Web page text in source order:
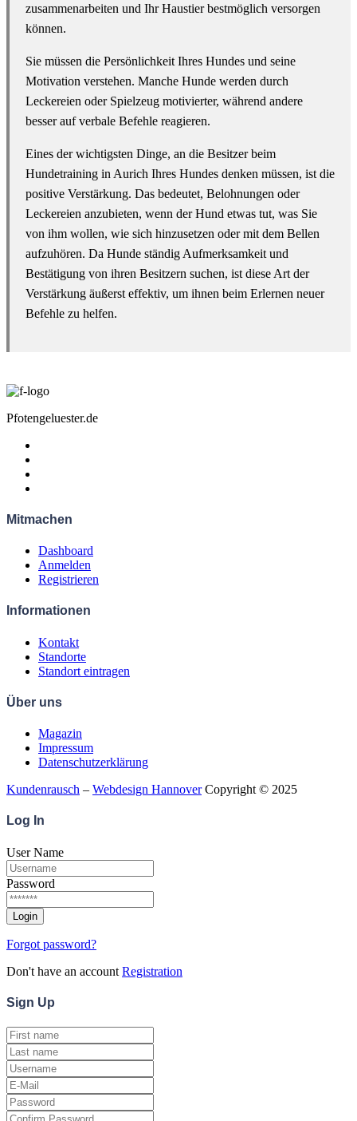
zusammenarbeiten und Ihr Haustier bestmöglich versorgen
können.
Sie müssen die Persönlichkeit Ihres Hundes und seine
Motivation verstehen. Manche Hunde werden durch
Leckereien oder Spielzeug motivierter, während andere
besser auf verbale Befehle reagieren.
Eines der wichtigsten Dinge, an die Besitzer beim
Hundetraining in Aurich Ihres Hundes denken müssen, ist die
positive Verstärkung. Das bedeutet, Belohnungen oder
Leckereien anzubieten, wenn der Hund etwas tut, was Sie
von ihm wollen, wie sich hinzusetzen oder mit dem Bellen
aufzuhören. Da Hunde ständig Aufmerksamkeit und
Bestätigung von ihren Besitzern suchen, ist diese Art der
Verstärkung äußerst effektiv, um ihnen beim Erlernen neuer
Befehle zu helfen.
Pfotengeluester.de
Mitmachen
Dashboard
Anmelden
Registrieren
Informationen
Kontakt
Standorte
Standort eintragen
Über uns
Magazin
Impressum
Datenschutzerklärung
Kundenrausch – Webdesign HannoverCopyright © 2025
Log In
User Name
Password
Forgot password?
Don't have an account Registration
Sign Up